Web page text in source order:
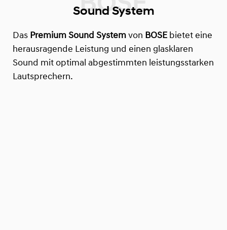
Sound System
Das Premium Sound System von BOSE bietet eine
herausragende Leistung und einen glasklaren
Sound mit optimal abgestimmten leistungsstarken
Lautsprechern.